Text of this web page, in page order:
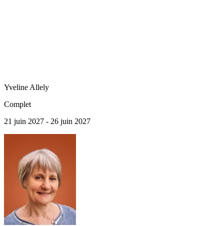
Yveline Allely
Complet
21 juin 2027 - 26 juin 2027